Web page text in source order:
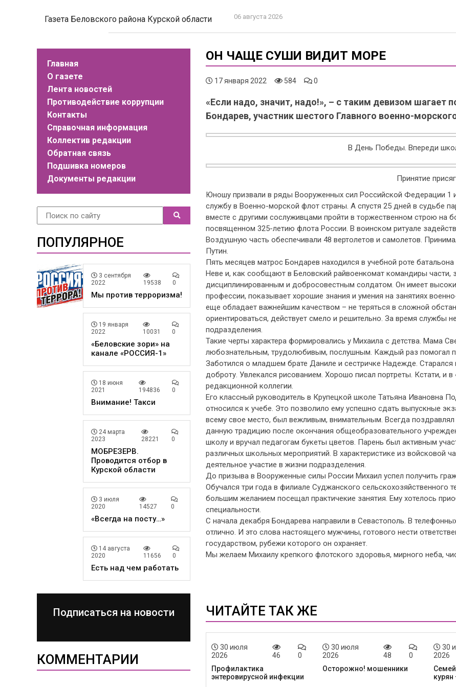
Газета Беловского района Курской области 06 августа 2026
Главная
О газете
Лента новостей
Противодействие коррупции
Контакты
Справочная информация
Коллектив редакции
Обратная связь
Подшивка номеров
Документы редакции
ПОПУЛЯРНОЕ
3 сентября
2022
19538 0
Мы против терроризма!
19 января
2022
10031 0
«Беловские зори» на
канале «РОССИЯ-1»
18 июня
2021
194836 0
Внимание! Такси
24 марта
2023
28221 0
МОБРЕЗЕРВ.
Проводится отбор в
Курской области
3 июля
2020
14527 0
«Всегда на посту…»
14 августа
2020
11656 0
Есть над чем работать
Подписаться на новости
КОММЕНТАРИИ
ОН ЧАЩЕ СУШИ ВИДИТ МОРЕ
17 января 2022 584 0
«Если надо, значит, надо!», – с таким девизом
Бондарев, участник шестого Главного военно-
В День Победы. Впереди
Принятие
Юношу призвали в ряды Вооруженных сил Российской Федерации 1
службу в Военно-морской флот страны. А спустя 25 дней в судьбе
вместе с другими сослуживцами пройти в торжественном строю на
посвященном 325-летию флота России. В воинском ритуале
Воздушную часть обеспечивали 48 вертолетов и самолетов.
Путин.
Пять месяцев матрос Бондарев находился в учебной роте
Неве и, как сообщают в Беловский райвоенкомат командиры части,
дисциплинированным и добросовестным солдатом. Он имеет
профессии, показывает хорошие знания и умения на занятиях
еще обладает важнейшим качеством – не теряться в сложной
ориентироваться, действует смело и решительно. За время службы
подразделения.
Такие черты характера формировались у Михаила с детства. Мама
любознательным, трудолюбивым, послушным. Каждый раз помогал
Заботился о младшем брате Даниле и сестричке Надежде. Старался
доброту. Увлекался рисованием. Хорошо писал портреты. Кстати, и
редакционной коллегии.
Его классный руководитель в Крупецкой школе Татьяна Ивановна
относился к учебе. Это позволило ему успешно сдать выпускные
всему свое место, был вежливым, внимательным. Всегда
данную традицию после окончания общеобразовательного
школу и вручал педагогам букеты цветов. Парень был активным
различных школьных мероприятий. В характеристике из войсковой
деятельное участие в жизни подразделения.
До призыва в Вооруженные силы России Михаил успел получить
Обучался три года в филиале Суджанского сельскохозяйственного
большим желанием посещал практичекие занятия. Ему хотелось
специальности.
С начала декабря Бондарева направили в Севастополь. В
отлично. И это слова настоящего мужчины, готового нести
государством, рубежи которого он охраняет.
Мы желаем Михаилу крепкого флотского здоровья, мирного неба,
ЧИТАЙТЕ ТАК ЖЕ
30 июля
2026
46
0
Профилактика
энтеровирусной инфекции
30 июля
2026
48
0
Осторожно! мошенники
30
2026
курян